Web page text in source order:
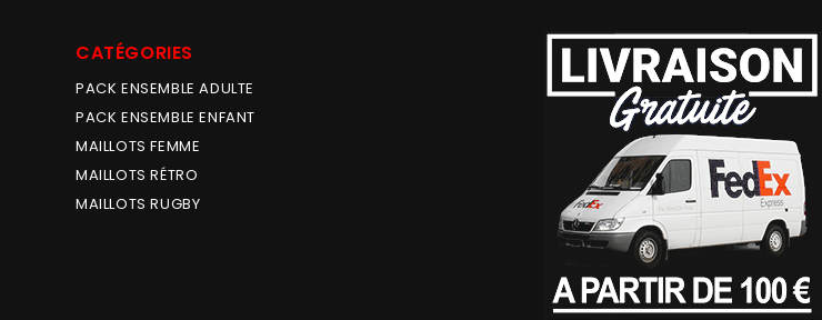
CATÉGORIES
PACK ENSEMBLE ADULTE
PACK ENSEMBLE ENFANT
MAILLOTS FEMME
MAILLOTS RÉTRO
MAILLOTS RUGBY